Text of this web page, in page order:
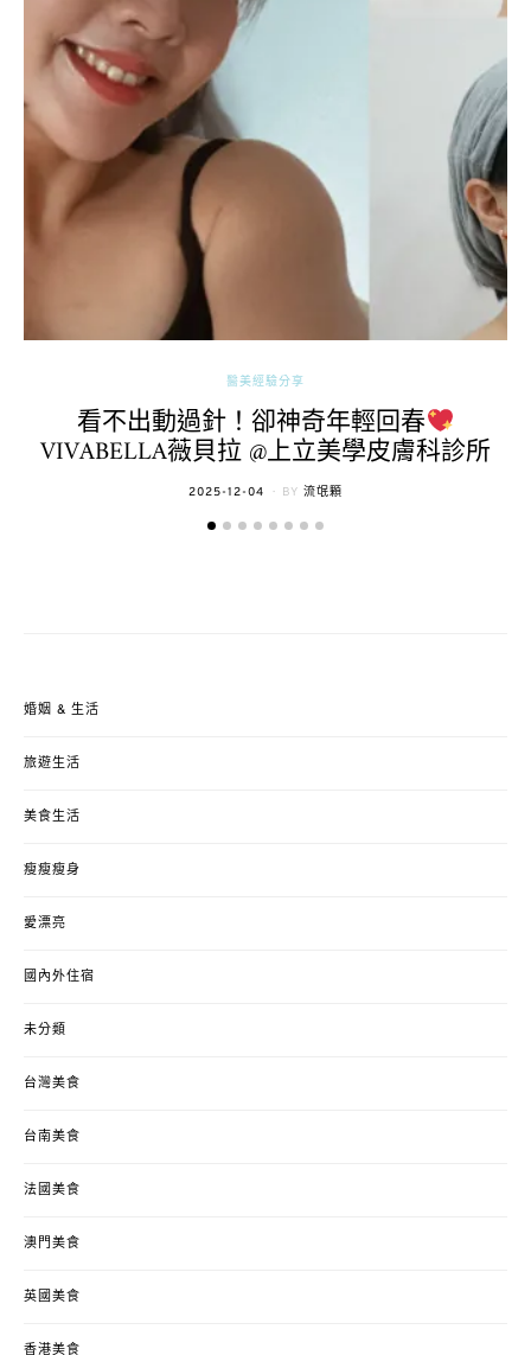
醫美經驗分享
看不出動過針！卻神奇年輕回春
VIVABELLA薇貝拉 @上立美學皮膚科診所
POSTED
2025-12-04 BY 流氓顆
婚姻 & 生活
旅遊生活
美食生活
瘦瘦瘦身
愛漂亮
國內外住宿
未分類
台灣美食
台南美食
法國美食
澳門美食
英國美食
香港美食